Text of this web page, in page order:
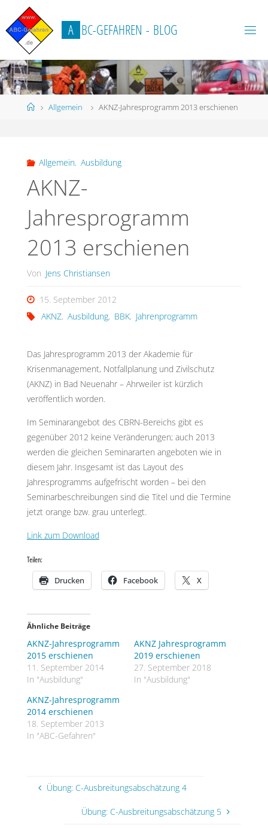
Inhalt
springen
A BC-GEFAHREN - BLOG
StartAllgemein AKNZ-Jahresprogramm 2013 erschienen
Allgemein, Ausbildung
AKNZ-
Jahresprogramm
2013 erschienen
Von Jens Christiansen
15. September 2012
AKNZ, Ausbildung, BBK, Jahrenprogramm
Das Jahresprogramm 2013 der Akademie für
Krisenmanagement, Notfallplanung und Zivilschutz
(AKNZ) in Bad Neuenahr – Ahrweiler ist kürzlich
veröffentlich worden.
Im Seminarangebot des CBRN-Bereichs gibt es
gegenüber 2012 keine Veränderungen; auch 2013
werden die gleichen Seminararten angeboten wie in
diesem Jahr. Insgesamt ist das Layout des
Jahresprogramms aufgefrischt worden – bei den
Seminarbeschreibungen sind die Titel und die Termine
jetzt orange bzw. grau unterlegt.
Link zum Download
Teilen:
Drucken Facebook X
Ähnliche Beiträge
AKNZ-Jahresprogramm
2015 erschienen
11. September 2014
In "Ausbildung"
AKNZ Jahresprogramm
2019 erschienen
27. September 2018
In "Ausbildung"
AKNZ-Jahresprogramm
2014 erschienen
18. September 2013
In "ABC-Gefahren"
Übung: C-Ausbreitungsabschätzung 4
Übung: C-Ausbreitungsabschätzung 5